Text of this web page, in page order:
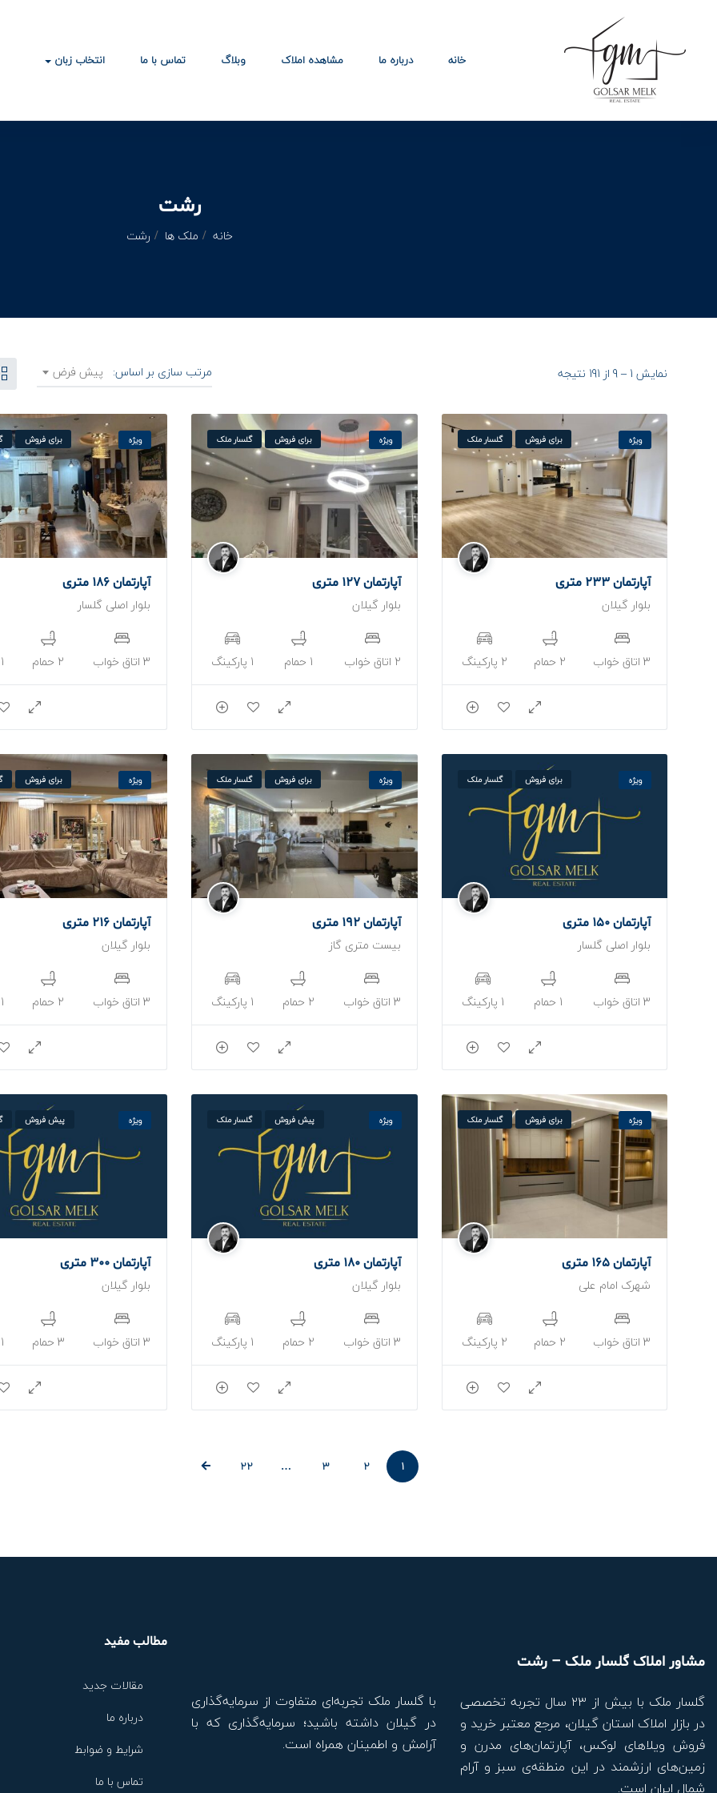
خانه درباره ما مشاهده املاک وبلاگ تماس با ما انتخاب زبان
رشت
خانه ملک ها رشت
نمایش 1
–
9 از 191 نتیجه مرتب سازی بر اساس: پیش فرض
ویژه برای فروش گلسار ملک
آپارتمان 233 متری
بلوار گیلان
3 اتاق خواب 2 حمام 2 پارکینگ
ویژه برای فروش گلسار ملک
آپارتمان 127 متری
بلوار گیلان
2 اتاق خواب 1 حمام 1 پارکینگ
ویژه برای فروش
آپارتمان 186 متری
بلوار اصلی گلسار
3 اتاق خواب 2 حمام 1 پارکینگ
ویژه برای فروش گلسار ملک
آپارتمان 150 متری
بلوار اصلی گلسار
3 اتاق خواب 1 حمام 1 پارکینگ
ویژه برای فروش گلسار ملک
آپارتمان 192 متری
بیست متری گاز
3 اتاق خواب 2 حمام 1 پارکینگ
ویژه برای فروش
آپارتمان 216 متری
بلوار گیلان
3 اتاق خواب 2 حمام 1 پارکینگ
ویژه برای فروش گلسار ملک
آپارتمان 165 متری
شهرک امام علی
3 اتاق خواب 2 حمام 2 پارکینگ
ویژه پیش فروش گلسار ملک
آپارتمان 180 متری
بلوار گیلان
3 اتاق خواب 2 حمام 1 پارکینگ
ویژه پیش فروش
آپارتمان 300 متری
بلوار گیلان
3 اتاق خواب 3 حمام 1 پارکینگ
1
2
3
…
22
مشاور املاک گلسار ملک – رشت
گلسار ملک با بیش از ۲۳ سال تجربه تخصصی
در بازار املاک استان گیلان، مرجع معتبر خرید و
فروش ویلاهای لوکس، آپارتمان‌های مدرن و
زمین‌های ارزشمند در این منطقه‌ی سبز و آرام
شمال ایران است.
با گلسار ملک تجربه‌ای متفاوت از سرمایه‌گذاری
در گیلان داشته باشید؛ سرمایه‌گذاری که با
آرامش و اطمینان همراه است.
مطالب مفید
مقالات جدید
درباره ما
شرایط و ضوابط
تماس با ما